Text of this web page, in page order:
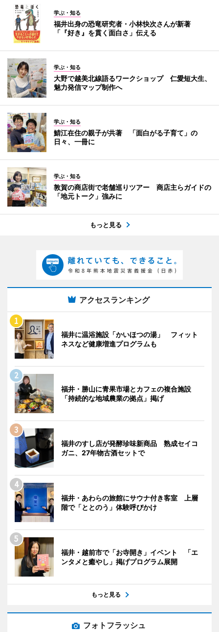
学ぶ・知る
福井出身の恐竜研究者・小林快次さんが新著
「『好き』を貫く面白さ」伝える
学ぶ・知る
大野で越美北線語るワークショップ 仁愛短大生、
魅力発信マップ制作へ
学ぶ・知る
鯖江在住の親子が共著 「面白がる子育て」の
日々、一冊に
学ぶ・知る
敦賀の商店街で老舗巡りツアー 商店主らガイドの
「地元トーク」強みに
もっと見る
アクセスランキング
福井に温浴施設「かいほつの湯」 フィット
ネスなど健康増進プログラムも
福井・勝山に青果市場とカフェの複合施設
「持続的な地域農業の拠点」掲げ
福井のすし店が発酵珍味新商品 熟成セイコ
ガニ、27年物古酒セットで
福井・あわらの旅館にサウナ付き客室 上層
階で「ととのう」体験呼びかけ
福井・越前市で「お寺開き」イベント 「エ
ンタメと癒やし」掲げプログラム展開
もっと見る
フォトフラッシュ